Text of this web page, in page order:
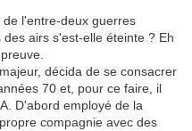
l'entre-deux guerres
airs s'est-elle éteinte ? Eh
décida de se consacrer
70 et, pour ce faire, il
D'abord employé de la
compagnie avec des